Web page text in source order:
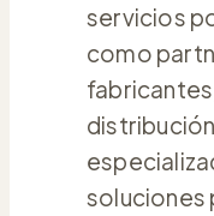
servicios
como
soluciones